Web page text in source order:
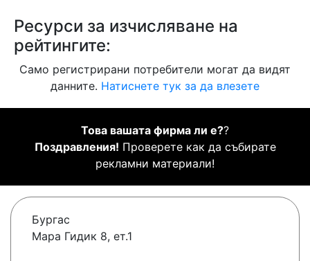
Ресурси за изчисляване на
рейтингите:
Само регистрирани потребители могат да видят
данните. Натиснете тук за да влезете
Това вашата фирма ли е??
Поздравления! Проверете как да събирате
рекламни материали!
Бургас
Мара Гидик 8, ет.1